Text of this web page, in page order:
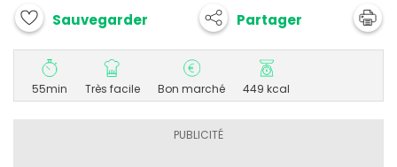
Sauvegarder Partager
55min Très facile Bon marché 449 kcal